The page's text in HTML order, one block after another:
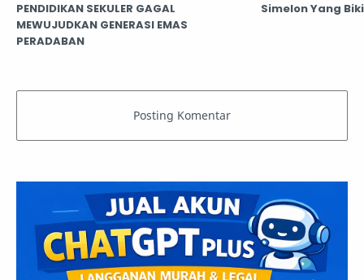
PENDIDIKAN SEKULER GAGAL
MEWUJUDKAN GENERASI EMAS
PERADABAN
Simelon Yang